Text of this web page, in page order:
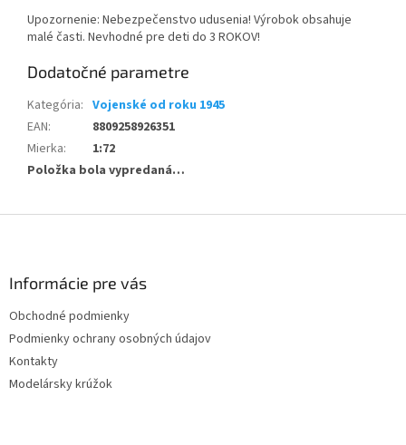
Upozornenie: Nebezpečenstvo udusenia! Výrobok obsahuje
malé časti. Nevhodné pre deti do 3 ROKOV!
Dodatočné parametre
Kategória: Vojenské od roku 1945
EAN:
8809258926351
Mierka:
1:72
Položka bola vypredaná…
Informácie pre vás
Obchodné podmienky
Podmienky ochrany osobných údajov
Kontakty
Modelársky krúžok